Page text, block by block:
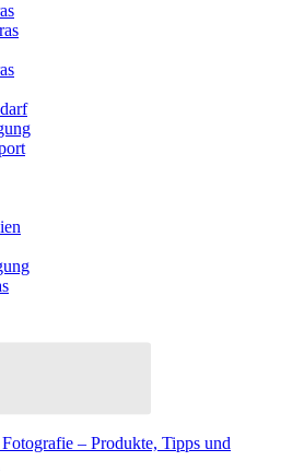
– Produkte, Tipps und